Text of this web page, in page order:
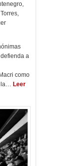
,
,
defienda a
como
la… Leer